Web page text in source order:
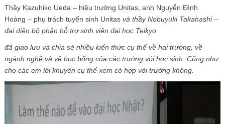
Thầy Kazuhiko Ueda – hiệu trưởng Unitas, anh Nguyễn Đình
Hoàng – phụ trách tuyển sinh Unitas và thầy Nobuyuki Takahashi –
đại diện bộ phận hỗ trợ sinh viên đại học Teikyo
đã giao lưu và chia sẻ nhiều kiến thức cụ thể về hai trường, về
ngành nghề và về học bổng của các trường với học sinh. Cũng như
cho các em lời khuyên cụ thể xem có hợp với trường không.